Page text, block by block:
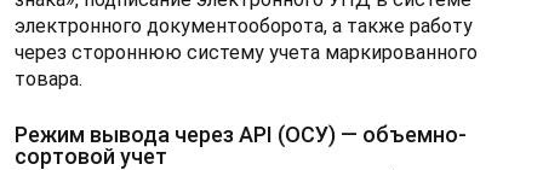
электронного документооборота, а также работу
через стороннюю систему учета маркированного
товара.
Режим вывода через API (ОСУ) — объемно-
сортовой учет